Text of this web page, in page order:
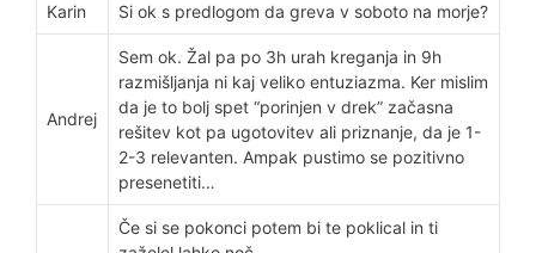
Karin Si ok s predlogom da greva v soboto na morje?
Andrej
Sem ok. Žal pa po 3h urah kreganja in 9h
razmišljanja ni kaj veliko entuziazma. Ker mislim
da je to bolj spet “porinjen v drek” začasna
rešitev kot pa ugotovitev ali priznanje, da je 1-
2-3 relevanten. Ampak pustimo se pozitivno
presenetiti…
Če si se pokonci potem bi te poklical in ti